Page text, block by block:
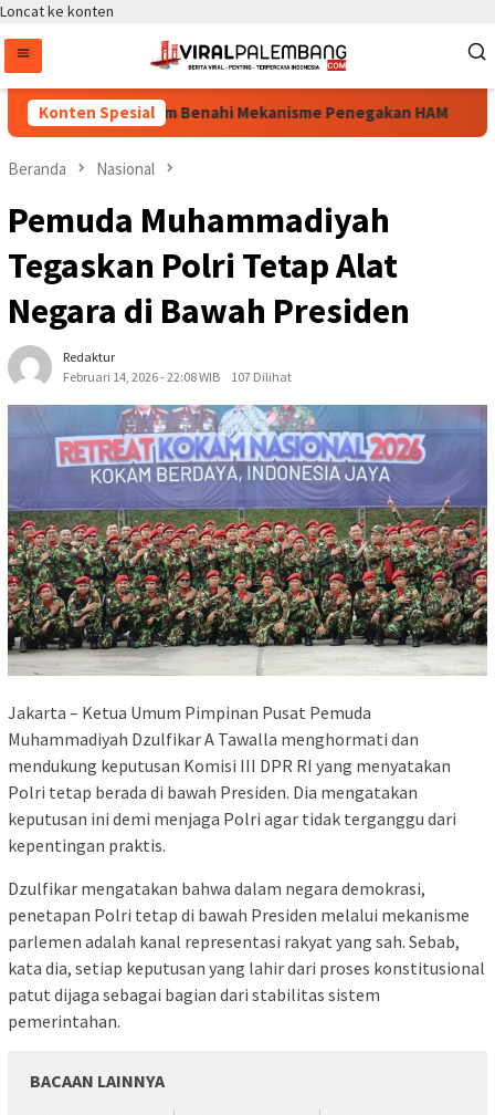
Loncat ke konten
Konten Spesial
Jadi Momentum Benahi Mekanisme Penegakan HAM
Beranda Nasional
Pemuda Muhammadiyah
Tegaskan Polri Tetap Alat
Negara di Bawah Presiden
Redaktur
Februari 14, 2026 - 22:08 WIB
107 Dilihat
Jakarta – Ketua Umum Pimpinan Pusat Pemuda
Muhammadiyah Dzulfikar A Tawalla menghormati dan
mendukung keputusan Komisi III DPR RI yang menyatakan
Polri tetap berada di bawah Presiden. Dia mengatakan
keputusan ini demi menjaga Polri agar tidak terganggu dari
kepentingan praktis.
Dzulfikar mengatakan bahwa dalam negara demokrasi,
penetapan Polri tetap di bawah Presiden melalui mekanisme
parlemen adalah kanal representasi rakyat yang sah. Sebab,
kata dia, setiap keputusan yang lahir dari proses konstitusional
patut dijaga sebagai bagian dari stabilitas sistem
pemerintahan.
BACAAN LAINNYA